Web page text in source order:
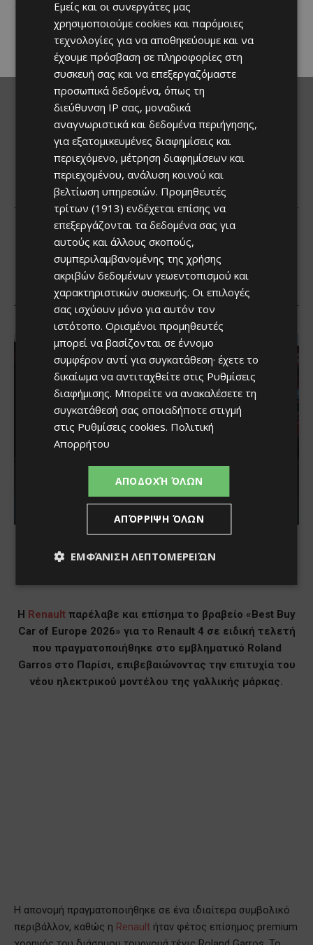
επιστρέφει στα Λεύκαρα,
προσκαλώντας μικρούς και
μεγάλους να απολαύσουν
μοναδικές...
Εμείς και οι συνεργάτες μας
χρησιμοποιούμε cookies και παρόμοιες
τεχνολογίες για να αποθηκεύουμε και να
έχουμε πρόσβαση σε πληροφορίες στη
συσκευή σας και να επεξεργαζόμαστε
προσωπικά δεδομένα, όπως τη
διεύθυνση IP σας, μοναδικά
αναγνωριστικά και δεδομένα περιήγησης,
για εξατομικευμένες διαφημίσεις και
περιεχόμενο, μέτρηση διαφημίσεων και
περιεχομένου, ανάλυση κοινού και
βελτίωση υπηρεσιών. Προμηθευτές
τρίτων (1913) ενδέχεται επίσης να
επεξεργάζονται τα δεδομένα σας για
αυτούς και άλλους σκοπούς,
συμπεριλαμβανομένης της χρήσης
ακριβών δεδομένων γεωεντοπισμού και
χαρακτηριστικών συσκευής. Οι επιλογές
σας ισχύουν μόνο για αυτόν τον
ιστότοπο. Ορισμένοι προμηθευτές
μπορεί να βασίζονται σε έννομο
συμφέρον αντί για συγκατάθεση· έχετε το
δικαίωμα να αντιταχθείτε στις Ρυθμίσεις
διαφήμισης. Μπορείτε να ανακαλέσετε τη
συγκατάθεσή σας οποιαδήποτε στιγμή
στις Ρυθμίσεις cookies. Πολιτική
Απορρήτου
ΑΠΟΔΟΧΉ ΌΛΩΝ
ΑΠΌΡΡΙΨΗ ΌΛΩΝ
ΕΜΦΆΝΙΣΗ ΛΕΠΤΟΜΕΡΕΙΏΝ